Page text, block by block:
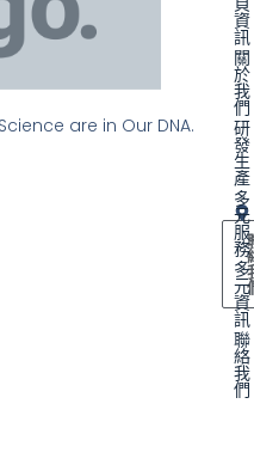
are in Our DNA.
頁
資
訊
關
於
我
們
研
發
生
產
多
元
服
務
多
元
資
訊
聯
絡
我
們